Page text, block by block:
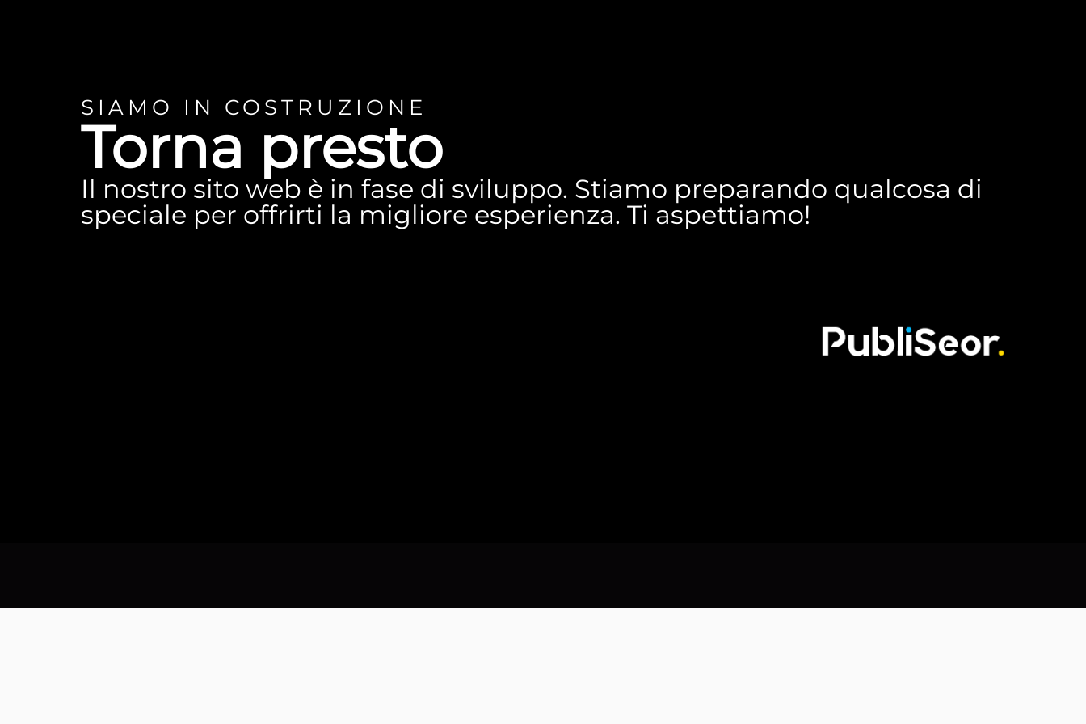
SIAMO IN COSTRUZIONE
Torna presto
Il nostro sito web è in fase di sviluppo. Stiamo preparando qualcosa di
speciale per offrirti la migliore esperienza. Ti aspettiamo!